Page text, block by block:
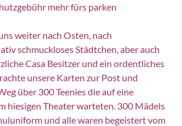
mehr fürs parken
weiter nach Osten, nach
schmuckloses Städtchen, aber auch
Casa Besitzer und ein ordentliches
unsere Karten zur Post und
über 300 Teenies die auf eine
hiesigen Theater warteten. 300 Mädels
und alle waren begeistert vom